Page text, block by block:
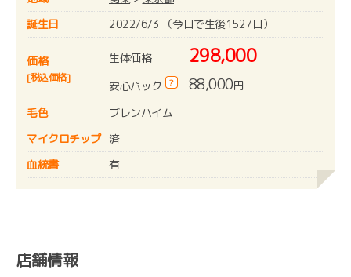
誕生日
2022/6/3 （今日で生後1527日）
価格
[税込価格]
生体価格 298,000
安心パック ? 88,000円
毛色
ブレンハイム
マイクロチップ 済
血統書
有
店舗情報